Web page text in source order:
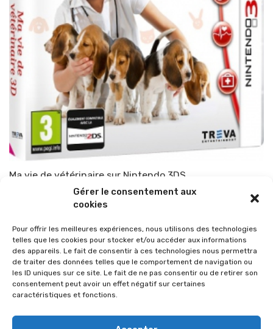
Gérer le consentement aux
cookies
Pour offrir les meilleures expériences, nous utilisons des technologies
telles que les cookies pour stocker et/ou accéder aux informations
des appareils. Le fait de consentir à ces technologies nous permettra
de traiter des données telles que le comportement de navigation ou
les ID uniques sur ce site. Le fait de ne pas consentir ou de retirer son
consentement peut avoir un effet négatif sur certaines
caractéristiques et fonctions.
Ma vie de vétérinaire sur Nintendo 3DS
TOP-PARENTS 3 juin 2014